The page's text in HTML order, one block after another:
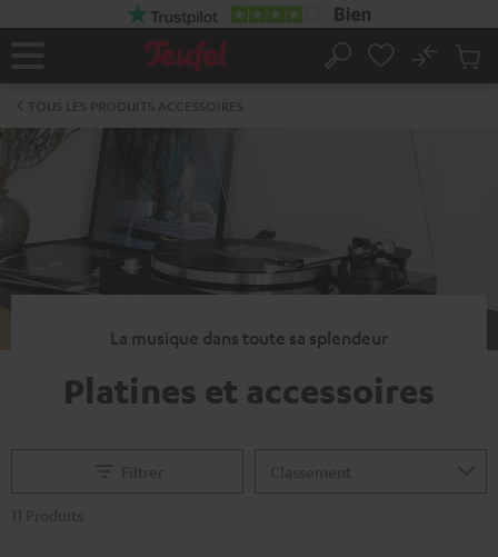
Page
Rechercher
No
La musique dans toute sa splendeur
Platines et accessoires